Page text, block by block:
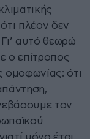
πλέον δεν
αυτό θεωρώ
ο επίτροπος
ομοφωνίας: ότι
τον
μόνο έτσι